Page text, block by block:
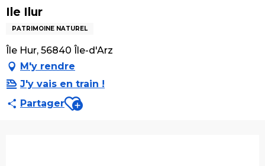
Ile Ilur
PATRIMOINE NATUREL
Île Hur, 56840 Île-d'Arz
M'y rendre
J'y vais en train !
PartagerAjouter aux favoris